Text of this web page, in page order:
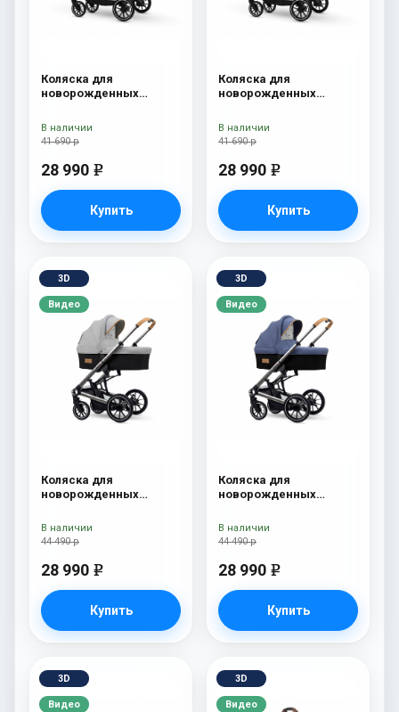
Коляска для
новорожденных
41 690 р
28 990 e
Купить
В наличии
Коляска для
новорожденных
41 690 р
28 990 e
Купить
В наличии
3D
Видео
Коляска для
новорожденных
44 490 р
28 990 e
Купить
В наличии
3D
Видео
Коляска для
новорожденных
44 490 р
28 990 e
Купить
В наличии
3D
Видео
3D
Видео